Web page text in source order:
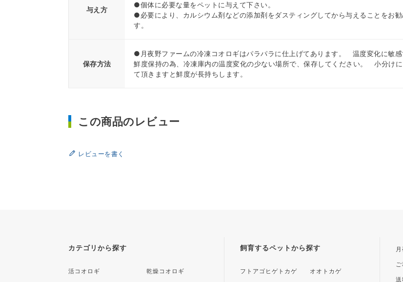
与え方
●個体に必要な量をペットに与えて下さい。
●必要により、カルシウム剤などの添加剤をダスティングしてから与えることをお勧
す。
保存方法
●月夜野ファームの冷凍コオロギはパラパラに仕上げてあります。 温度変化に敏感
鮮度保持の為、冷凍庫内の温度変化の少ない場所で、保存してください。 小分け
て頂きますと鮮度が長持ちします。
この商品のレビュー
レビューを書く
カテゴリから探す
活コオロギ 乾燥コオロギ
飼育するペットから探す
フトアゴヒゲトカゲ オオトカゲ